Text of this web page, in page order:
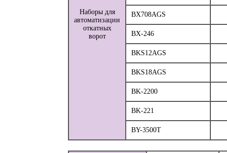
Наборы для
автоматизации
откатных
ворот
BX708AGS
BX-246
BKS12AGS
BKS18AGS
BK-2200
BK-221
BY-3500T